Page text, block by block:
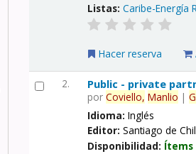
Listas: Caribe-Energía
Hacer reserva
2. Public - private
porCoviello, Manlio |
Idioma:Inglés
Editor:Santiago de
Disponibilidad: